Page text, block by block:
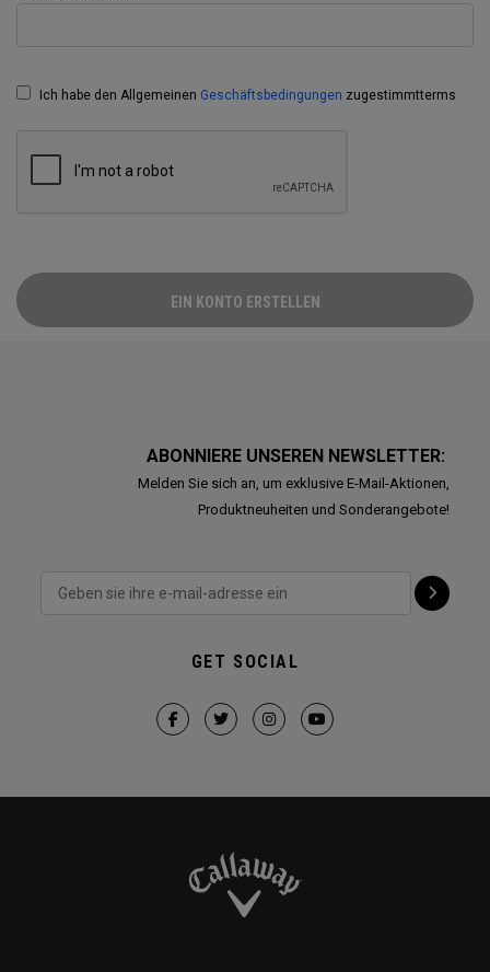
Ich habe den Allgemeinen Geschäftsbedingungen zugestimmtterms
EIN KONTO ERSTELLEN
ABONNIERE UNSEREN NEWSLETTER:
Melden Sie sich an, um exklusive E-Mail-Aktionen,
Produktneuheiten und Sonderangebote!
GET SOCIAL